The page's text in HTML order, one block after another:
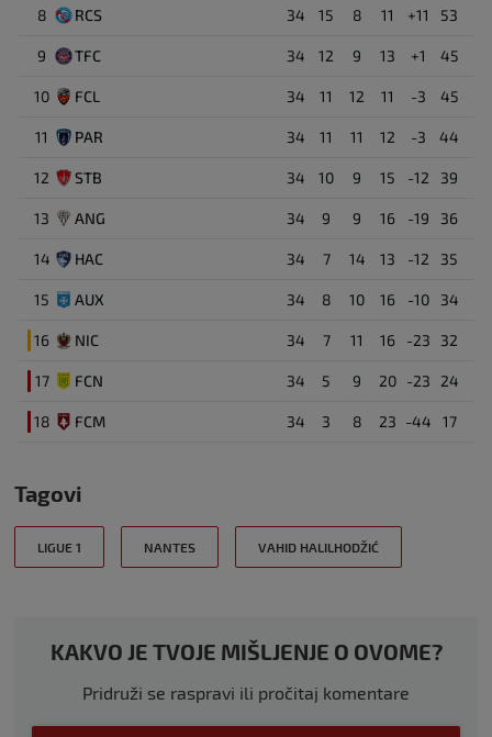
8 RCS 34 15 8 11 +11 53
9 TFC 34 12 9 13 +1 45
10 FCL 34 11 12 11 -3 45
11 PAR 34 11 11 12 -3 44
12 STB 34 10 9 15 -12 39
13 ANG 34 9 9 16 -19 36
14 HAC 34 7 14 13 -12 35
15 AUX 34 8 10 16 -10 34
16 NIC 34 7 11 16 -23 32
17 FCN 34 5 9 20 -23 24
18 FCM 34 3 8 23 -44 17
Tagovi
LIGUE 1 NANTES VAHID HALILHODŽIĆ
KAKVO JE TVOJE MIŠLJENJE O OVOME?
Pridruži se raspravi ili pročitaj komentare